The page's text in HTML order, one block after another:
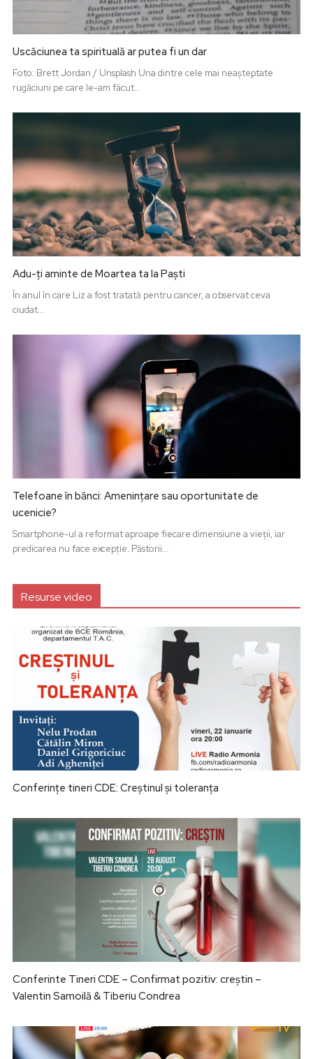
Uscăciunea ta spirituală ar putea fi un dar
Foto: Brett Jordan / Unsplash Una dintre cele mai neașteptate
rugăciuni pe care le-am făcut...
Adu-ți aminte de Moartea ta la Paști
În anul în care Liz a fost tratată pentru cancer, a observat ceva
ciudat...
Telefoane în bănci: Amenințare sau oportunitate de
ucenicie?
Smartphone-ul a reformat aproape fiecare dimensiune a vieții, iar
predicarea nu face excepție. Păstorii...
Resurse video
Conferințe tineri CDE: Creștinul și toleranța
Conferinte Tineri CDE – Confirmat pozitiv: creștin –
Valentin Samoilă & Tiberiu Condrea